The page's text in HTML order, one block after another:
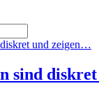
sind